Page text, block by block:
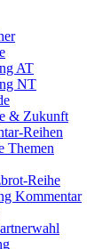
AT
NT
& Zukunft
Reihen
Themen
Reihe
Kommentar